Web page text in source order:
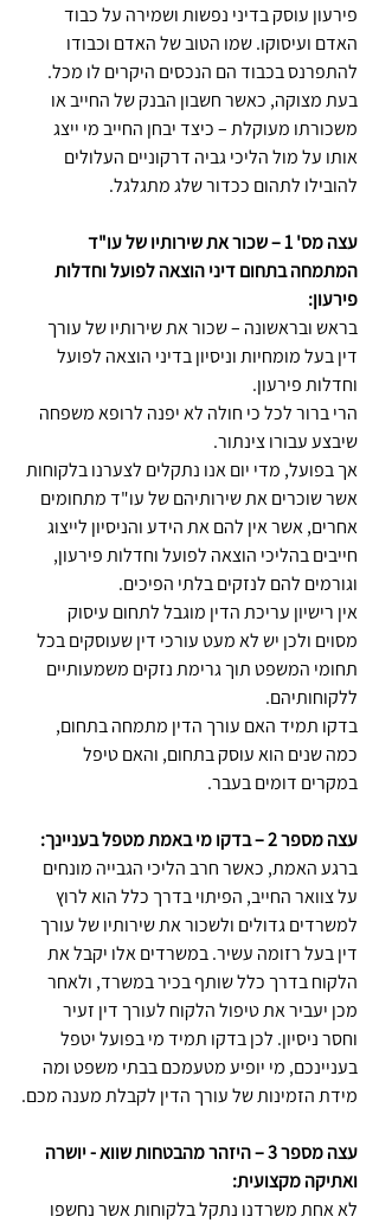
פירעון עוסק בדיני נפשות ושמירה על כבוד
האדם ועיסוקו. שמו הטוב של האדם וכבודו
להתפרנס בכבוד הם הנכסים היקרים לו מכל.
בעת מצוקה, כאשר חשבון הבנק של החייב או
משכורתו מעוקלת – כיצד יבחן החייב מי ייצג
אותו על מול הליכי גביה דרקוניים העלולים
להובילו לתהום ככדור שלג מתגלגל.
עצה מס' 1 – שכור את שירותיו של עו"ד
המתמחה בתחום דיני הוצאה לפועל וחדלות
פירעון:
בראש ובראשונה – שכור את שירותיו של עורך
דין בעל מומחיות וניסיון בדיני הוצאה לפועל
וחדלות פירעון.
הרי ברור לכל כי חולה לא יפנה לרופא משפחה
שיבצע עבורו צינתור.
אך בפועל, מדי יום אנו נתקלים לצערנו בלקוחות
אשר שוכרים את שירותיהם של עו"ד מתחומים
אחרים, אשר אין להם את הידע והניסיון לייצוג
חייבים בהליכי הוצאה לפועל וחדלות פירעון,
וגורמים להם לנזקים בלתי הפיכים.
אין רישיון עריכת הדין מוגבל לתחום עיסוק
מסוים ולכן יש לא מעט עורכי דין שעוסקים בכל
תחומי המשפט תוך גרימת נזקים משמעותיים
ללקוחותיהם.
בדקו תמיד האם עורך הדין מתמחה בתחום,
כמה שנים הוא עוסק בתחום, והאם טיפל
במקרים דומים בעבר.
עצה מספר 2 – בדקו מי באמת מטפל בעניינך:
ברגע האמת, כאשר חרב הליכי הגבייה מונחים
על צוואר החייב, הפיתוי בדרך כלל הוא לרוץ
למשרדים גדולים ולשכור את שירותיו של עורך
דין בעל רזומה עשיר. במשרדים אלו יקבל את
הלקוח בדרך כלל שותף בכיר במשרד, ולאחר
מכן יעביר את טיפול הלקוח לעורך דין זעיר
וחסר ניסיון. לכן בדקו תמיד מי בפועל יטפל
בעניינכם, מי יופיע מטעמכם בבתי משפט ומה
מידת הזמינות של עורך הדין לקבלת מענה מכם.
עצה מספר 3 – היזהר מהבטחות שווא - יושרה
ואתיקה מקצועית:
לא אחת משרדנו נתקל בלקוחות אשר נחשפו